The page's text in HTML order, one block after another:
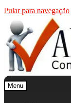
Pular para navegação
Menu